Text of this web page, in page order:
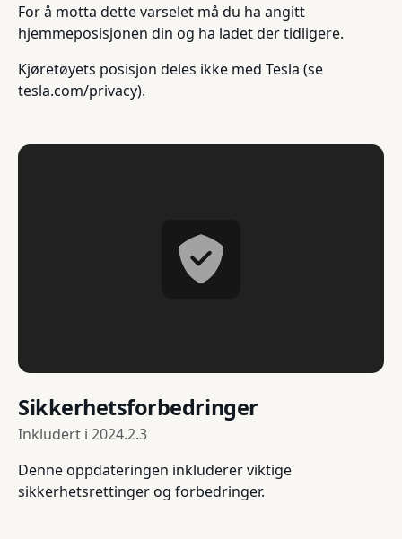
For å motta dette varselet må du ha angitt
hjemmeposisjonen din og ha ladet der tidligere.
Kjøretøyets posisjon deles ikke med Tesla (se
tesla.com/privacy).
Sikkerhetsforbedringer
Inkludert i 2024.2.3
Denne oppdateringen inkluderer viktige
sikkerhetsrettinger og forbedringer.